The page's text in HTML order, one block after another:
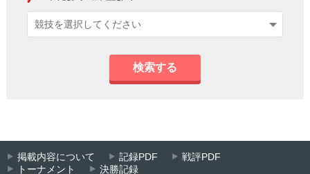
検索する
掲載内容について 記録PDF
戦評PDF
トーナメント
決勝記録